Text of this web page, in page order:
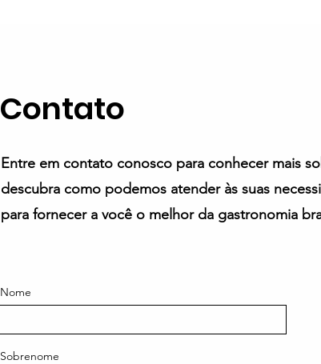
​Contato
Entre em contato conosco para conhecer mais
descubra como podemos atender às suas
para fornecer a você o melhor da gastronomia
Nome
Sobrenome